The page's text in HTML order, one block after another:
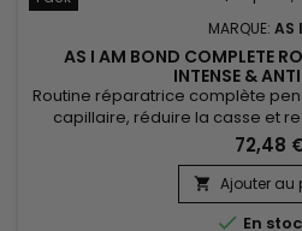
MARQUE: AS
AS I AM BOND COMPLETE
INTENSE &
Routine réparatrice complète
capillaire, réduire la casse et
abîmés. Idéale pour les cheveux
ou traités chimiquement, la
nettoyage, hydratation et
longueurs plus résistantes, plus
72,48
 Ajouter au
 En